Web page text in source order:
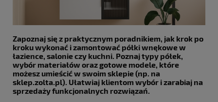
Zapoznaj się z praktycznym poradnikiem, jak krok po
kroku wykonać i zamontować półki wnękowe w
łazience, salonie czy kuchni. Poznaj typy półek,
wybór materiałów oraz gotowe modele, które
możesz umieścić w swoim sklepie (np. na
sklep.zolta.pl). Ułatwiaj klientom wybór i zarabiaj na
sprzedaży funkcjonalnych rozwiązań.